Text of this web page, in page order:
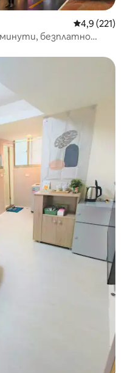
Средна
4,9 (221)
минути, безплатно